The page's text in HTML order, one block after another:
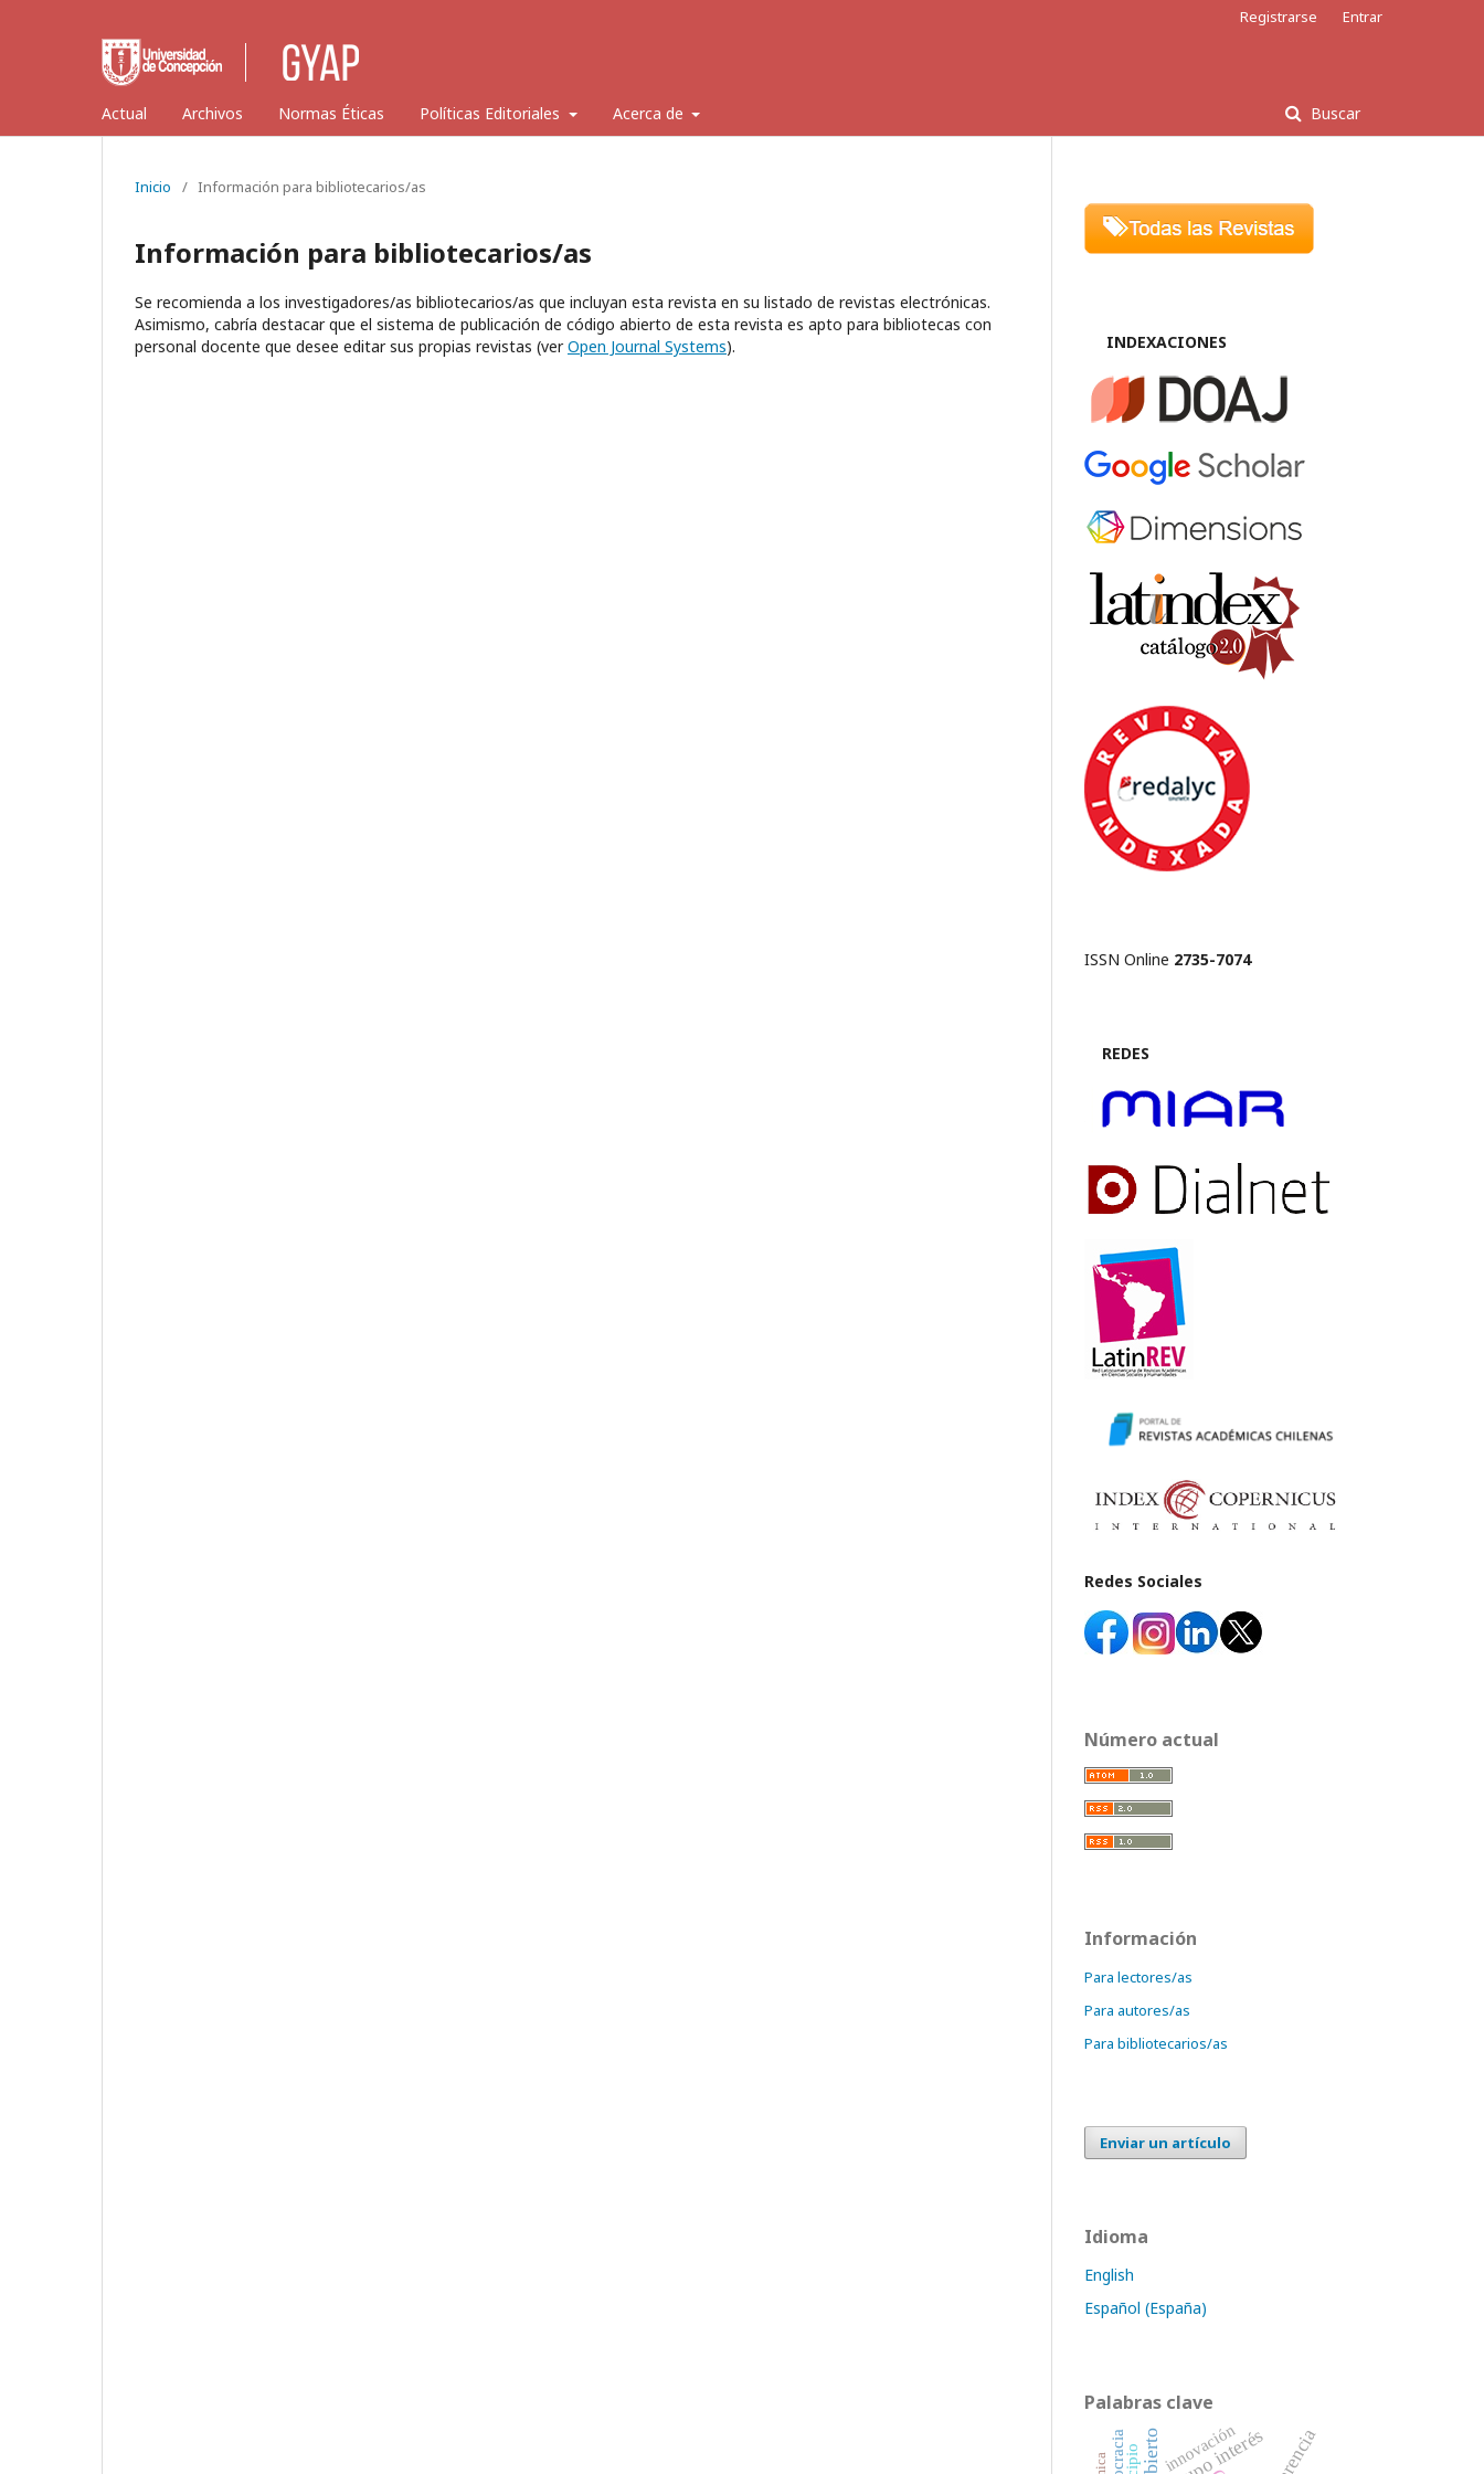
Actual Archivos Normas Éticas Políticas Editoriales Acerca de Buscar
Registrarse Entrar
Inicio / Información para bibliotecarios/as
Información para bibliotecarios/as
Se recomienda a los investigadores/as bibliotecarios/as que incluyan esta revista en su listado de revistas electrónicas.
Asimismo, cabría destacar que el sistema de publicación de código abierto de esta revista es apto para bibliotecas con
personal docente que desee editar sus propias revistas (verOpen Journal Systems). INDEXACIONES
ISSN Online 2735-7074
REDES
Redes Sociales
Número actual
Información
Para lectores/as
Para autores/as
Para bibliotecarios/as
Enviar un artículo
Idioma
English
Español (España)
Palabras clave
grupo interés
innovación